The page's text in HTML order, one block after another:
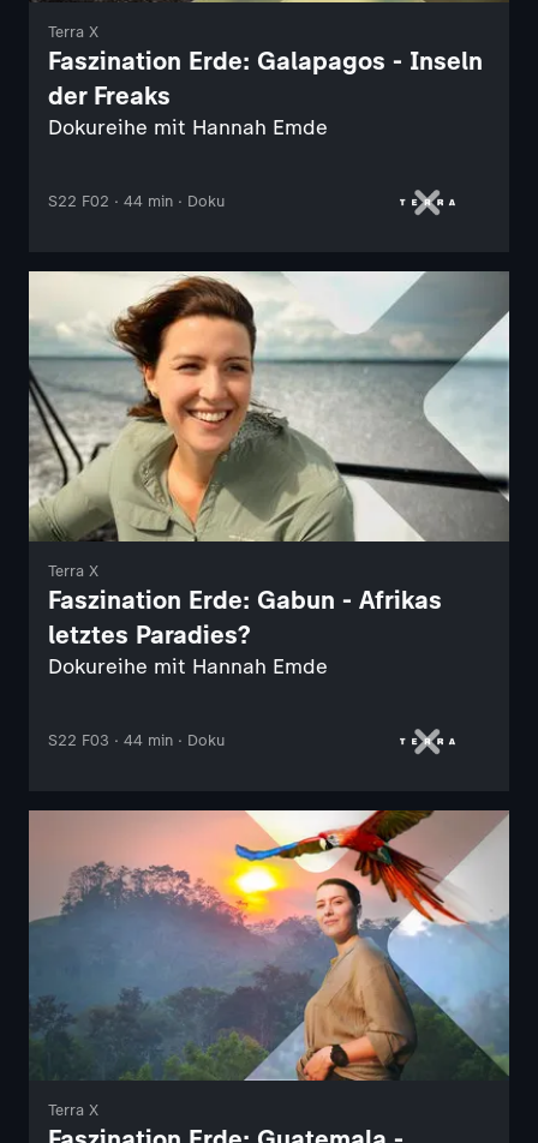
Terra X
Faszination Erde: Galapagos - Inseln
der Freaks
Dokureihe mit Hannah Emde
S22 F02 · 44 min · Doku
Terra X
Faszination Erde: Gabun - Afrikas
letztes Paradies?
Dokureihe mit Hannah Emde
S22 F03 · 44 min · Doku
Terra X